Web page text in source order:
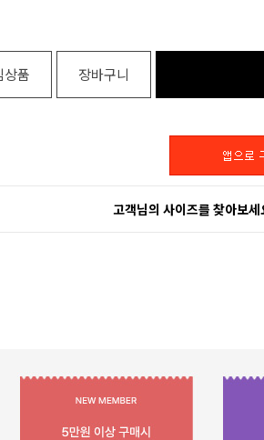
상품 장바구니
고객님의 사이즈를 찾아보세